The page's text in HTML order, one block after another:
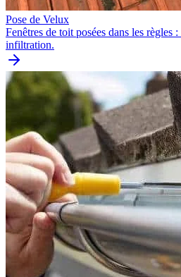
Pose de Velux
Fenêtres de toit posées dans les règles
infiltration.